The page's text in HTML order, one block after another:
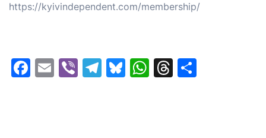
https://kyivindependent.com/membership/
Facebook
EmailViberTelegram
Bluesky
WhatsApp
Threads